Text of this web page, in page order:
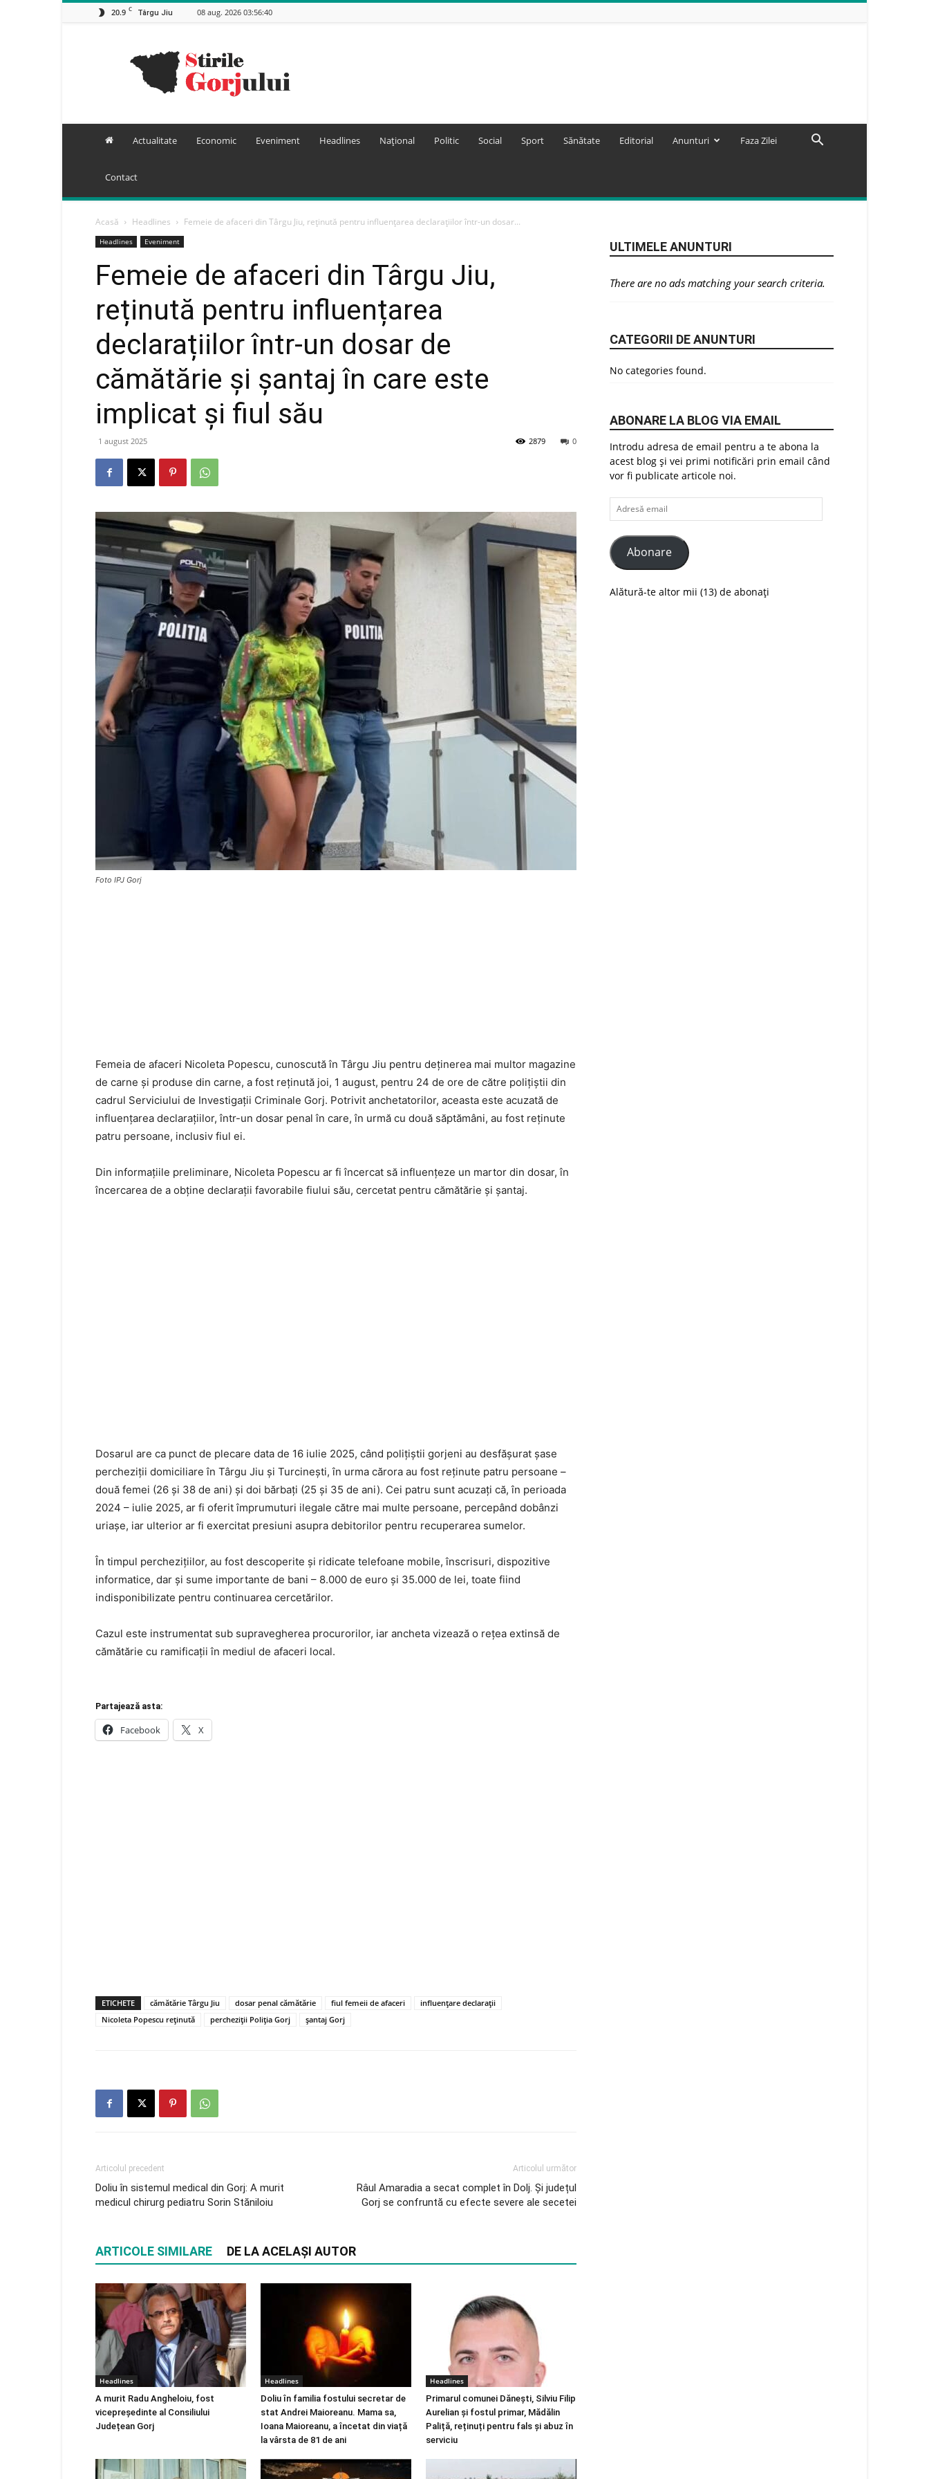
20.9 C Târgu Jiu 08 aug. 2026 03:56:40
Gorj
Actualitate Economic Eveniment Headlines Național Politic Social Sport Sănătate Editorial Anunturi Faza Zilei
Contact
Acasă Headlines Femeie de afaceri din Târgu Jiu, reținută pentru influențarea declarațiilor într-un dosar...
Headlines Eveniment
Femeie de afaceri din Târgu Jiu,
reținută pentru influențarea
declarațiilor într-un dosar de
cămătărie și șantaj în care este
implicat și fiul său
1 august 2025 0
2879
Foto IPJ Gorj
Femeia de afaceri Nicoleta Popescu, cunoscută în Târgu Jiu pentru deținerea mai multor magazine
de carne și produse din carne, a fost reținută joi, 1 august, pentru 24 de ore de către polițiștii din
cadrul Serviciului de Investigații Criminale Gorj. Potrivit anchetatorilor, aceasta este acuzată de
influențarea declarațiilor, într-un dosar penal în care, în urmă cu două săptămâni, au fost reținute
patru persoane, inclusiv fiul ei.
Din informațiile preliminare, Nicoleta Popescu ar fi încercat să influențeze un martor din dosar, în
încercarea de a obține declarații favorabile fiului său, cercetat pentru cămătărie și șantaj.
Dosarul are ca punct de plecare data de 16 iulie 2025, când polițiștii gorjeni au desfășurat șase
percheziții domiciliare în Târgu Jiu și Turcinești, în urma cărora au fost reținute patru persoane –
două femei (26 și 38 de ani) și doi bărbați (25 și 35 de ani). Cei patru sunt acuzați că, în perioada
2024 – iulie 2025, ar fi oferit împrumuturi ilegale către mai multe persoane, percepând dobânzi
uriașe, iar ulterior ar fi exercitat presiuni asupra debitorilor pentru recuperarea sumelor.
În timpul perchezițiilor, au fost descoperite și ridicate telefoane mobile, înscrisuri, dispozitive
informatice, dar și sume importante de bani – 8.000 de euro și 35.000 de lei, toate fiind
indisponibilizate pentru continuarea cercetărilor.
Cazul este instrumentat sub supravegherea procurorilor, iar ancheta vizează o rețea extinsă de
cămătărie cu ramificații în mediul de afaceri local.
Partajează asta:
Facebook X
ETICHETE cămătărie Târgu Jiu dosar penal cămătărie fiul femeii de afaceri
influențare declarații
Nicoleta Popescu reținută
percheziții Poliția Gorj șantaj Gorj
Articolul precedent
Doliu în sistemul medical din Gorj: A murit
medicul chirurg pediatru Sorin Stăniloiu
Articolul următor
Râul Amaradia a secat complet în Dolj. Și județul
Gorj se confruntă cu efecte severe ale secetei
ARTICOLE SIMILARE DE LA ACELAȘI AUTOR
Headlines
A murit Radu Angheloiu, fost
vicepreședinte al Consiliului
Județean Gorj
Headlines
Doliu în familia fostului secretar de
stat Andrei Maioreanu. Mama sa,
Ioana Maioreanu, a încetat din viață
la vârsta de 81 de ani
Headlines
Primarul comunei Dănești, Silviu Filip
Aurelian și fostul primar, Mădălin
Paliță, reținuți pentru fals și abuz în
serviciu
ULTIMELE ANUNTURI
There are no ads matching your search criteria.
CATEGORII DE ANUNTURI
No categories found.
ABONARE LA BLOG VIA EMAIL
Introdu adresa de email pentru a te abona la
acest blog și vei primi notificări prin email când
vor fi publicate articole noi.
Adresă
email
Abonare
Alătură-te altor mii (13) de abonați